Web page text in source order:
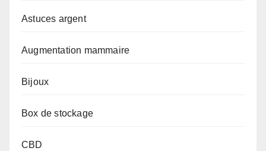
Astuces argent
Augmentation mammaire
Bijoux
Box de stockage
CBD